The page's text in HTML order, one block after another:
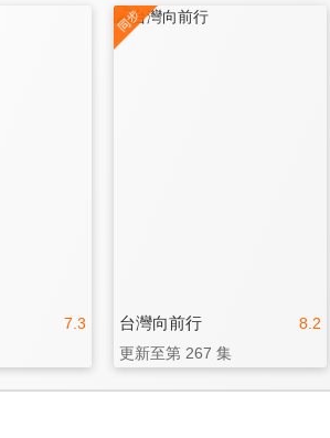
7.3 8.2
台灣向前行
更新至第 267 集